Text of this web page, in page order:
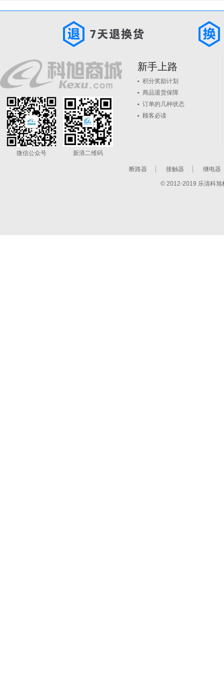
微信公众号 新浪二维码
新手上路
积分奖励计划
商品退货保障
订单的几种状态
顾客必读
断路器 接触器 继电器
© 2012-2019 乐清科旭